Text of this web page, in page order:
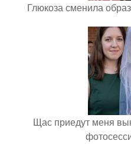
Глюкоза сменила
Щас приедут меня